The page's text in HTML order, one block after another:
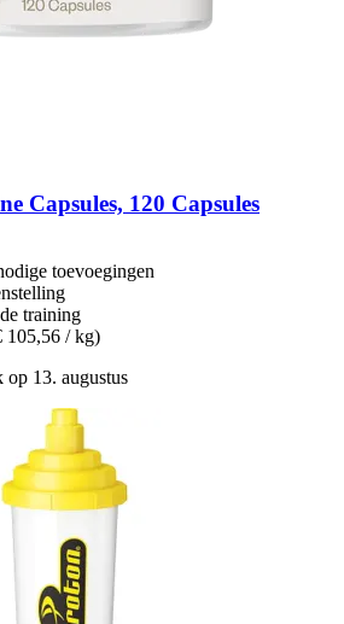
Capsules, 120 Capsules
toevoegingen
training
105,56 / kg)
13. augustus